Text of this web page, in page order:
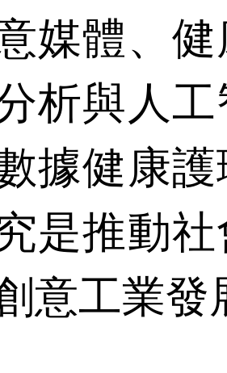
媒體、
析與人
據健康
是推動
意工業發